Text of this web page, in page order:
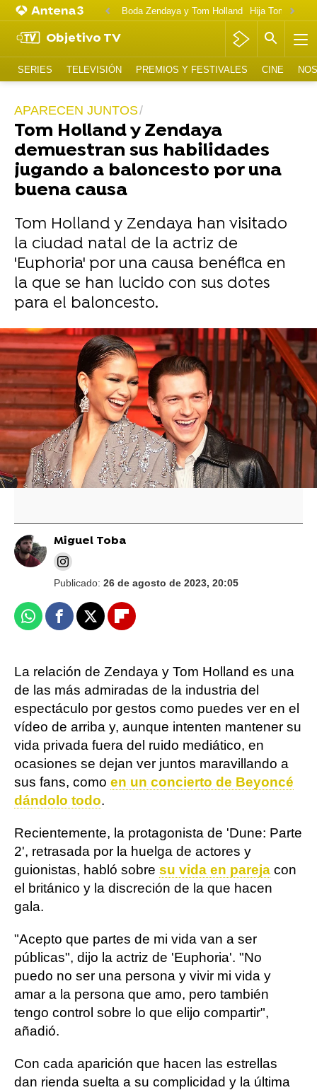
Boda Zendaya y Tom Holland Hija Tom
Objetivo TV
SERIES TELEVISIÓN PREMIOS Y FESTIVALES CINE
APARECEN JUNTOS
Tom Holland y Zendaya
demuestran sus habilidades
jugando a baloncesto por una
buena causa
Tom Holland y Zendaya han visitado
la ciudad natal de la actriz de
'Euphoria' por una causa benéfica en
la que se han lucido con sus dotes
para el baloncesto.
Tom Holland habla de sus problemas con la
dislexia y cómo Zendaya lo ayuda: "Tengo
mucha suerte de tenerla"
Zendaya habla sobre las escenas de sexo en
'Challengers', su próxima película: "La tensión
aumenta"
Miguel Toba
Publicado: 26 de agosto de 2023, 20:05
WhatsappFacebook
X Flipboard
La relación de Zendaya y Tom Holland es una
de las más admiradas de la industria del
espectáculo por gestos como puedes ver en el
vídeo de arriba y, aunque intenten mantener su
vida privada fuera del ruido mediático, en
ocasiones se dejan ver juntos maravillando a
sus fans, como en un concierto de Beyoncé
dándolo todo.
Recientemente, la protagonista de 'Dune: Parte
2', retrasada por la huelga de actores y
guionistas, habló sobre su vida en pareja con
el británico y la discreción de la que hacen
gala.
"Acepto que partes de mi vida van a ser
públicas", dijo la actriz de 'Euphoria'. "No
puedo no ser una persona y vivir mi vida y
amar a la persona que amo, pero también
tengo control sobre lo que elijo compartir",
añadió.
Con cada aparición que hacen las estrellas
dan rienda suelta a su complicidad y la última